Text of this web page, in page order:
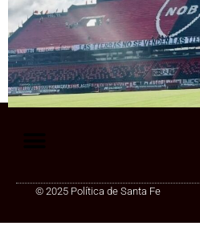
Senado
La Legislatura aprobó
una cooperativa de
cambia?
© 2025 Política de Santa Fe